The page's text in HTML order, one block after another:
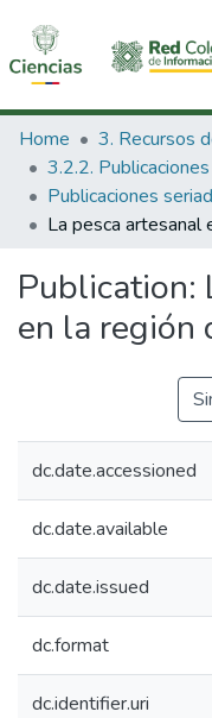
Communities &
All of DSpace
Statistics
Home
Publication:
en la región
dc.date.accessioned
dc.date.available
dc.date.issued
dc.format
dc.identifier.uri